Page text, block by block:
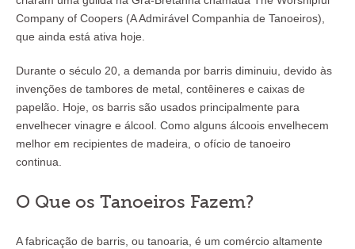
Company of Coopers (A Admirável Companhia de Tanoeiros),
que ainda está ativa hoje.
Durante o século 20, a demanda por barris diminuiu, devido às
invenções de tambores de metal, contêineres e caixas de
papelão. Hoje, os barris são usados principalmente para
envelhecer vinagre e álcool. Como alguns álcoois envelhecem
melhor em recipientes de madeira, o ofício de tanoeiro
continua.
O Que os Tanoeiros Fazem?
A fabricação de barris, ou tanoaria, é um comércio altamente